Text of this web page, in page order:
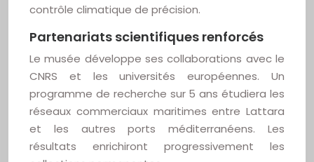
contrôle climatique de précision.
Partenariats scientifiques renforcés
Le musée développe ses collaborations avec le
CNRS et les universités européennes. Un
programme de recherche sur 5 ans étudiera les
réseaux commerciaux maritimes entre Lattara
et les autres ports méditerranéens. Les
résultats enrichiront progressivement les